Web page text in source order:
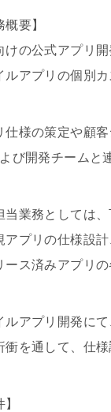
概要】
けの公式アプリ
ルアプリの個別
仕様の策定や顧
び開発チームと
当業務としては
アプリの仕様設
ース済みアプリ
ルアプリ開発にて
衝を通して、仕
】